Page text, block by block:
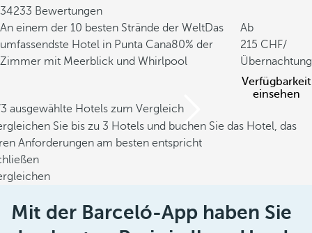
34233 Bewertungen
An einem der 10 besten Strände der WeltDas
umfassendste Hotel in Punta Cana80% der
Zimmer mit Meerblick und Whirlpool
Ab
215
/
Übernachtung
Verfügbarkeit
einsehen
ausgewählte Hotels zum Vergleich
Sie bis zu 3 Hotels und buchen Sie das Hotel, das
Anforderungen am besten entspricht
Mit der Barceló-App haben Sie